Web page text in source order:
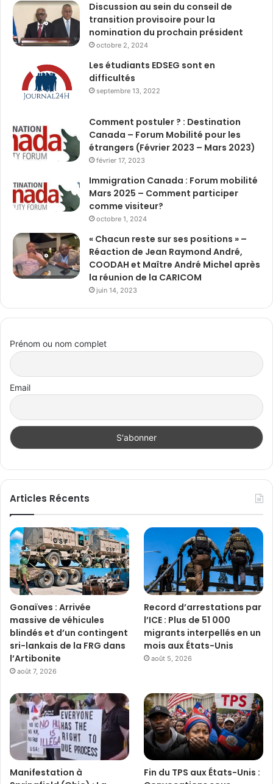
Discussion au sein du conseil de
transition provisoire pour la
nomination du prochain président
octobre 2, 2024
Les étudiants EDSEG sont en
difficultés
septembre 13, 2022
Comment postuler ? : Destination
Canada – Forum Mobilité pour les
étrangers (Février 2023 – Mars 2023)
février 17, 2023
Immigration Canada : Forum mobilité
Mars 2025 – Comment participer
comme visiteur?
octobre 1, 2024
« Chacun reste sur ses positions » –
Réaction de Jean Raymond André,
COODAH et Maître André Michel après
la réunion de la CARICOM
juin 14, 2023
Prénom ou nom complet
Email
Articles Récents
Gonaïves : Arrivée
massive de véhicules
blindés et d’un contingent
sri-lankais de la FRG dans
l’Artibonite
août 7, 2026
Record d’arrestations par
l’ICE : Plus de 51 000
migrants interpellés en un
mois aux États-Unis
août 5, 2026
Manifestation à
Fin du TPS aux États-Unis :